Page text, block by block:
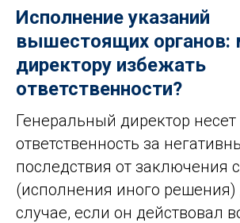
Исполнение указаний
вышестоящих органов:
директору избежать
ответственности?
Генеральный директор несет
ответственность за
последствия от заключения
(исполнения иного
случае, если он действовал